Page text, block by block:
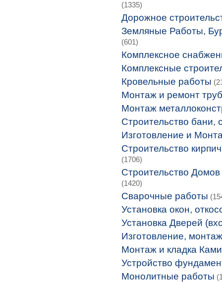
(1335)
Дорожное
Земляные Работы,
(601)
Комплексное
Комплексные
Кровельные работы
Монтаж и ремонт
Монтаж
Строительство бани,
Изготовление и
Строительство
(1706)
Строительство
(1420)
Сварочные работы
Установка окон,
Установка Дверей
Изготовление,
Монтаж и кладка
Устройство
Монолитные работы